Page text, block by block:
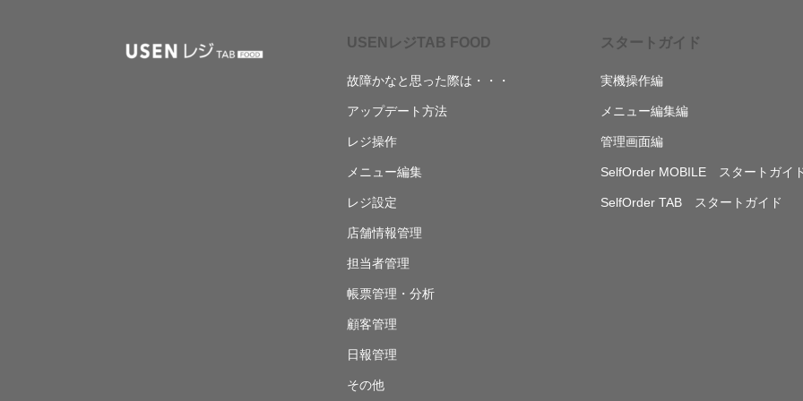
USENレジTAB FOOD
故障かなと思った際は・・・
アップデート方法
レジ操作
メニュー編集
レジ設定
店舗情報管理
担当者管理
帳票管理・分析
顧客管理
日報管理
その他
スタートガイド
実機操作編
メニュー編集編
管理画面編
SelfOrder MOBILE スタートガイ
SelfOrder TAB スタートガイド